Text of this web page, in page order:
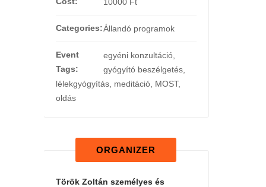
Categories:Állandó programok
Event
Tags:
egyéni konzultáció,
gyógyító beszélgetés,
lélekgyógyítás, meditáció, MOST,
oldás
ORGANIZER
Török Zoltán személyes és